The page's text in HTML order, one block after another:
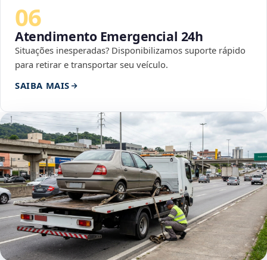
06
Atendimento Emergencial 24h
Situações inesperadas? Disponibilizamos suporte rápido
para retirar e transportar seu veículo.
SAIBA MAIS